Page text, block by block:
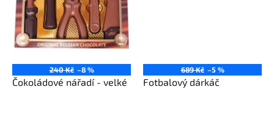
240 Kč –8 %
Čokoládové nářadí - velké
689 Kč –5 %
Fotbalový dárkáč